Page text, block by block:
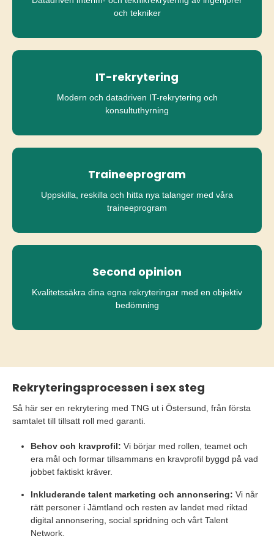
och tekniker
IT-rekrytering
Modern och datadriven IT-rekrytering och
konsultuthyrning
Traineeprogram
Uppskilla, reskilla och hitta nya talanger med våra
traineeprogram
Second opinion
Kvalitetssäkra dina egna rekryteringar med en objektiv
bedömning
Rekryteringsprocessen i sex steg
Så här ser en rekrytering med TNG ut i Östersund, från första
samtalet till tillsatt roll med garanti.
Behov och kravprofil: Vi börjar med rollen, teamet och
era mål och formar tillsammans en kravprofil byggd på vad
jobbet faktiskt kräver.
Inkluderande talent marketing och annonsering: Vi når
rätt personer i Jämtland och resten av landet med riktad
digital annonsering, social spridning och vårt Talent
Network.